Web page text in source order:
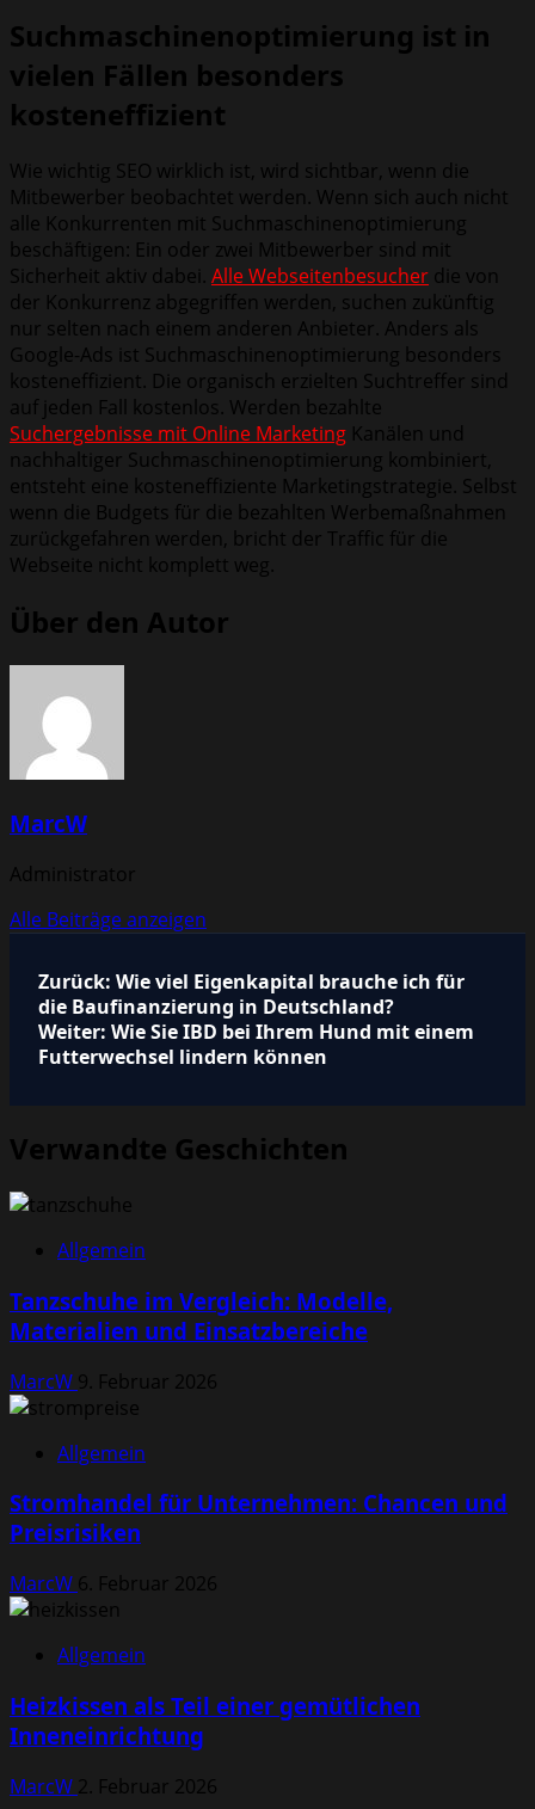
Suchmaschinenoptimierung ist in
vielen Fällen besonders
kosteneffizient
Wie wichtig SEO wirklich ist, wird sichtbar, wenn die
Mitbewerber beobachtet werden. Wenn sich auch nicht
alle Konkurrenten mit Suchmaschinenoptimierung
beschäftigen: Ein oder zwei Mitbewerber sind mit
Sicherheit aktiv dabei. Alle Webseitenbesucher die von
der Konkurrenz abgegriffen werden, suchen zukünftig
nur selten nach einem anderen Anbieter. Anders als
Google-Ads ist Suchmaschinenoptimierung besonders
kosteneffizient. Die organisch erzielten Suchtreffer sind
auf jeden Fall kostenlos. Werden bezahlte
Suchergebnisse mit Online Marketing Kanälen und
nachhaltiger Suchmaschinenoptimierung kombiniert,
entsteht eine kosteneffiziente Marketingstrategie. Selbst
wenn die Budgets für die bezahlten Werbemaßnahmen
zurückgefahren werden, bricht der Traffic für die
Webseite nicht komplett weg.
Über den Autor
MarcW
Administrator
Alle Beiträge anzeigen
Beitragsnavigation
Zurück: Wie viel Eigenkapital brauche ich für
die Baufinanzierung in Deutschland?
Weiter: Wie Sie IBD bei Ihrem Hund mit einem
Futterwechsel lindern können
Verwandte Geschichten
Allgemein
Tanzschuhe im Vergleich: Modelle,
Materialien und Einsatzbereiche
MarcW 9. Februar 2026
Allgemein
Stromhandel für Unternehmen: Chancen und
Preisrisiken
MarcW 6. Februar 2026
Allgemein
Heizkissen als Teil einer gemütlichen
Inneneinrichtung
MarcW 2. Februar 2026